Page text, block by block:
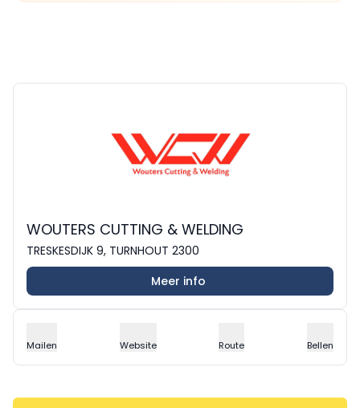
WOUTERS CUTTING & WELDING
TRESKESDIJK 9, TURNHOUT 2300
Meer info
Mailen Website Route Bellen